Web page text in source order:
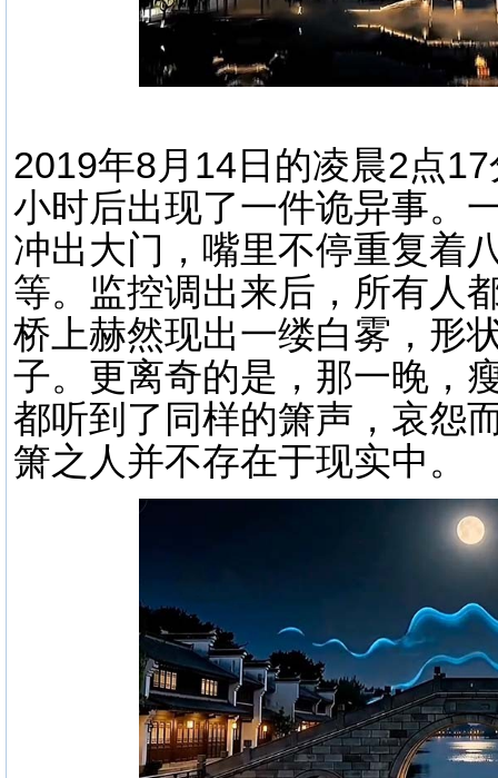
2019年8月14日的凌晨2点
小时后出现了一件诡异事。
冲出大门，嘴里不停重复着
等。监控调出来后，所有人
桥上赫然现出一缕白雾，形
子。更离奇的是，那一晚，
都听到了同样的箫声，哀怨
箫之人并不存在于现实中。